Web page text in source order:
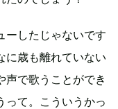
ーしたじゃないです
歳も離れていない
声で歌うことができ
って。こういうかっ